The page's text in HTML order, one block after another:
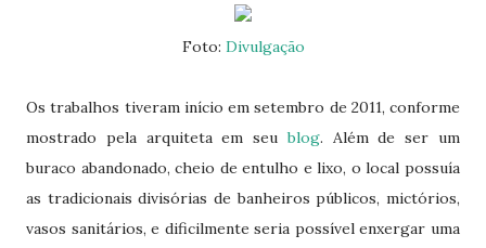
Foto: Divulgação
Os trabalhos tiveram início em setembro de 2011, conforme
mostrado pela arquiteta em seublog. Além de ser um
buraco abandonado, cheio de entulho e lixo, o local possuía
as tradicionais divisórias de banheiros públicos, mictórios,
vasos sanitários, e dificilmente seria possível enxergar uma